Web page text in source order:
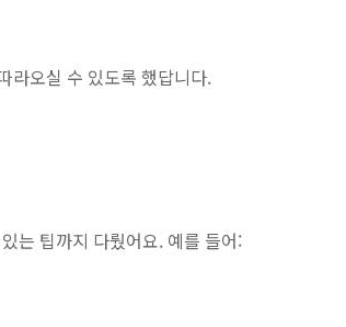
라오실 수 있도록 했답니다.
는 팁까지 다뤘어요. 예를 들어: